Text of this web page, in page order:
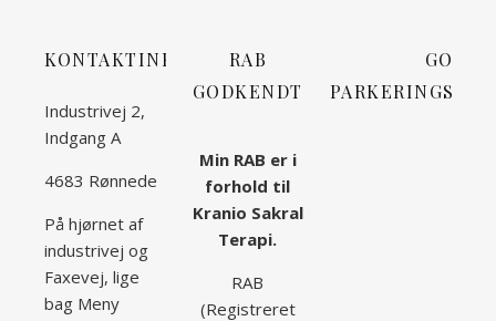
KONTAKTINFORMATION
Industrivej 2,
Indgang A
4683 Rønnede
På hjørnet af
industrivej og
Faxevej, lige
bag Meny
RAB
GODKENDT
Min RAB er i
forhold til
Kranio Sakral
Terapi.
RAB
(Registreret
GOD